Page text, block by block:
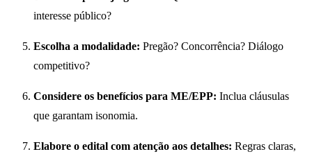
interesse público?
Escolha a modalidade: Pregão? Concorrência? Diálogo
competitivo?
Considere os benefícios para ME/EPP: Inclua cláusulas
que garantam isonomia.
Elabore o edital com atenção aos detalhes: Regras claras,